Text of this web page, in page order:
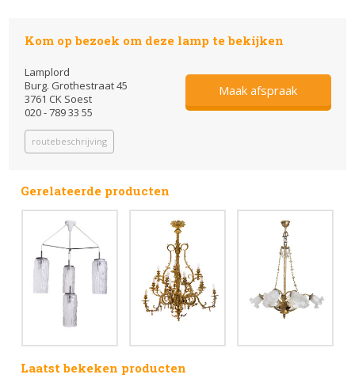
Kom op bezoek om deze lamp te bekijken
Lamplord
Burg. Grothestraat 45
3761 CK Soest
020 - 789 33 55
routebeschrijving
Maak afspraak
Gerelateerde producten
Laatst bekeken producten